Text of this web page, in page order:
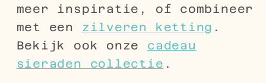
meer inspiratie, of combineer
met een
zilveren ketting .
Bekijk ook onze cadeau
sieraden collectie .